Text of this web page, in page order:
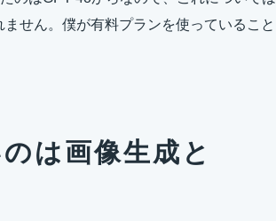
せん。僕が有料プランを使っていること
は画像生成と